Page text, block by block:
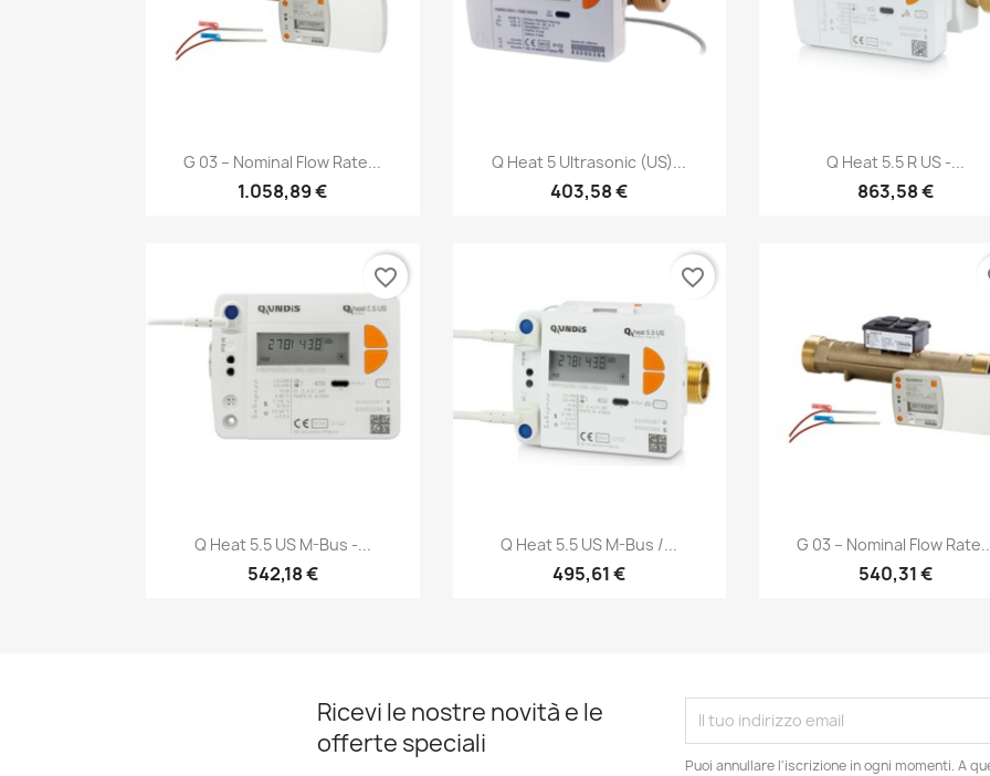
Anteprima
G 03 – Nominal Flow Rate...
1.058,89 €
Anteprima
Q Heat 5 Ultrasonic (US)...
403,58 €
Anteprima
Q Heat 5.5 R US -...
863,58 €
Anteprima
Q Heat 5.5 US M-Bus -...
542,18 €
favorite_border
Anteprima
Q Heat 5.5 US M-Bus /...
495,61 €
favorite_border
Anteprima
G 03 – Nominal Flow
540,31 €
Ricevi le nostre novità e le
offerte speciali
Puoi annullare l'iscrizione in ogni momenti. A